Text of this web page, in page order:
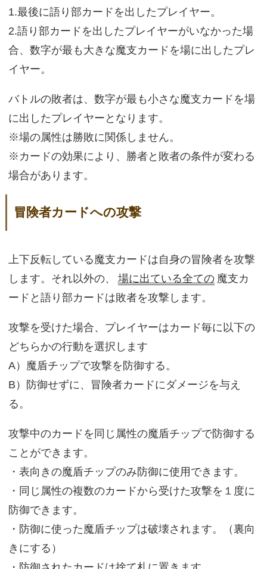
1.最後に語り部カードを出したプレイヤー。
2.語り部カードを出したプレイヤーがいなかった場
合、数字が最も大きな魔支カードを場に出したプレ
イヤー。
バトルの敗者は、数字が最も小さな魔支カードを場
に出したプレイヤーとなります。
※場の属性は勝敗に関係しません。
※カードの効果により、勝者と敗者の条件が変わる
場合があります。
冒険者カードへの攻撃
上下反転している魔支カードは自身の冒険者を攻撃
します。それ以外の、
場に出ている全ての 魔支カ
ードと語り部カードは敗者を攻撃します。
攻撃を受けた場合、プレイヤーはカード毎に以下の
どちらかの行動を選択します
A）魔盾チップで攻撃を防御する。
B）防御せずに、冒険者カードにダメージを与え
る。
攻撃中のカードを同じ属性の魔盾チップで防御する
ことができます。
・表向きの魔盾チップのみ防御に使用できます。
・同じ属性の複数のカードから受けた攻撃を１度に
防御できます。
・防御に使った魔盾チップは破壊されます。（裏向
きにする）